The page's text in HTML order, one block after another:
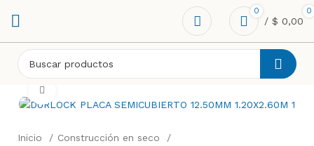
0 0
/ $ 0,00
Inicio
Construcción en seco